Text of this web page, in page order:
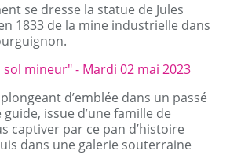
se dresse la statue de Jules
1833 de la mine industrielle dans
d’emblée dans un passé
issue d’une famille de
captiver par ce pan d’histoire
dans une galerie souterraine